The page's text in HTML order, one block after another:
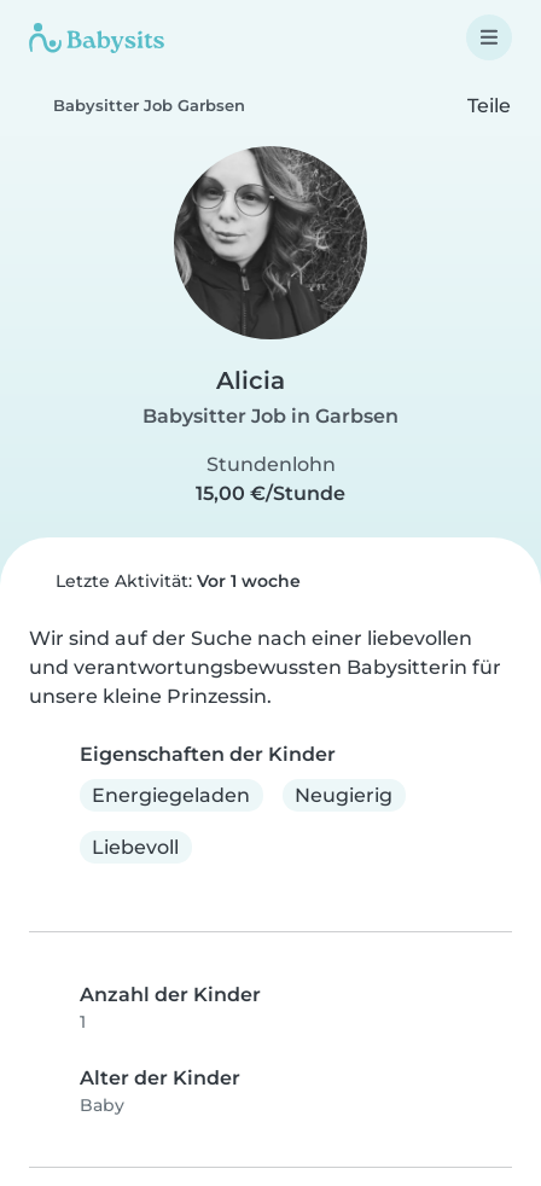
Babysitter Job Garbsen Teile
Alicia
Babysitter Job in Garbsen
Stundenlohn
15,00 €/Stunde
Letzte Aktivität: Vor 1 woche
Wir sind auf der Suche nach einer liebevollen
und verantwortungsbewussten Babysitterin für
unsere kleine Prinzessin.
Eigenschaften der Kinder
Energiegeladen
Neugierig
Liebevoll
Anzahl der Kinder
1
Alter der Kinder
Baby